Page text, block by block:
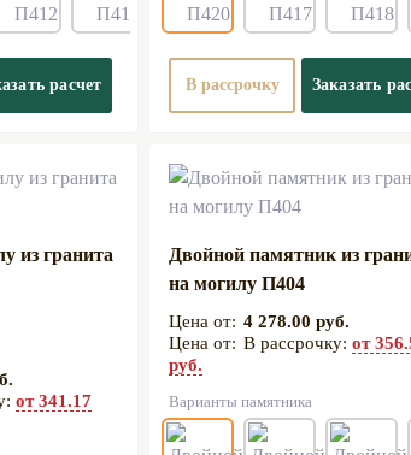
расчет В рассрочку Заказать
из гранита
от 341.17
Двойной памятник из
на могилу П404
4 278.00 руб.
В рассрочку:от
руб.
Варианты памятника